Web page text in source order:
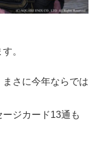
。
さに今年ならでは
ジカード13通も